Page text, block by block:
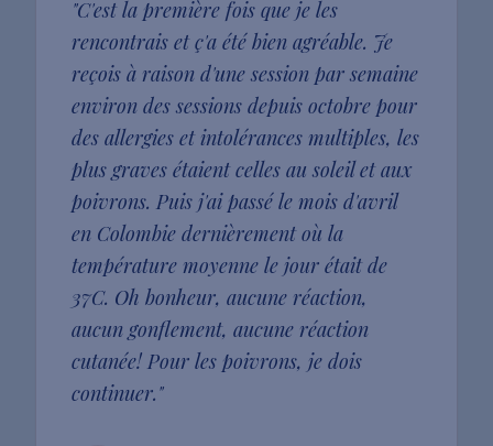
"C'est la première fois que je les
rencontrais et ç'a été bien agréable. Je
reçois à raison d'une session par semaine
environ des sessions depuis octobre pour
des allergies et intolérances multiples, les
plus graves étaient celles au soleil et aux
poivrons. Puis j'ai passé le mois d'avril
en Colombie dernièrement où la
température moyenne le jour était de
37C. Oh bonheur, aucune réaction,
aucun gonflement, aucune réaction
cutanée! Pour les poivrons, je dois
continuer."